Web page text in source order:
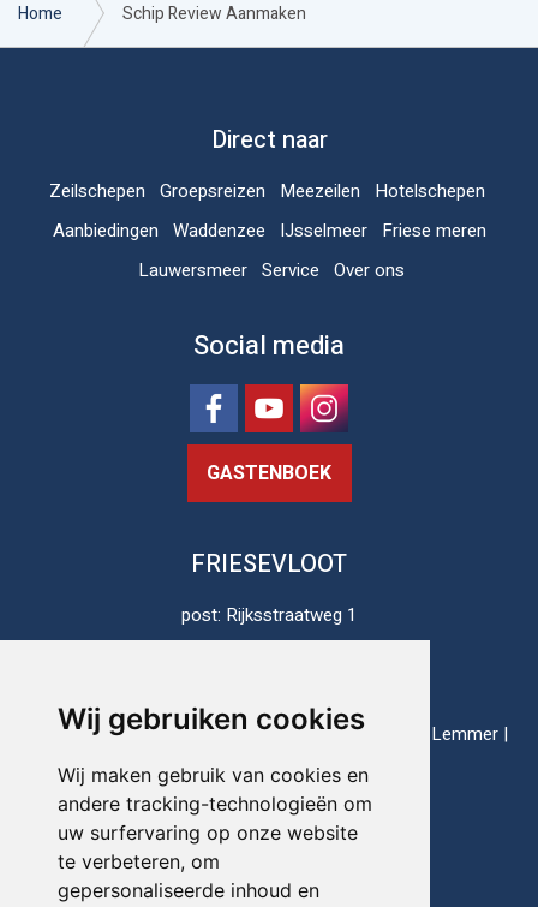
Wij gebruiken cookies
Wij maken gebruik van cookies en
andere tracking-technologieën om
uw surfervaring op onze website
te verbeteren, om
gepersonaliseerde inhoud en
Home Schip Review Aanmaken
Social media
GASTENBOEK
FRIESEVLOOT
post: Rijksstraatweg 1
thuishavens: Enkhuizen | Harlingen | Lauwersoog | Lemmer |
Makkum | Stavoren
Telefoon:
E-mail:info@friesevloot.nl
Direct naar
Zeilschepen Groepsreizen Meezeilen
Hotelschepen
Aanbiedingen Waddenzee IJsselmeer
Friese meren
Lauwersmeer Service Over ons